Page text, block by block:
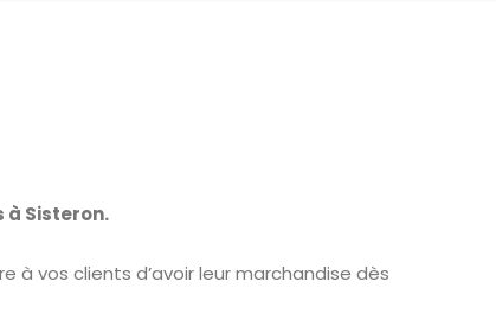
Sisteron.
à vos clients d’avoir leur marchandise dès